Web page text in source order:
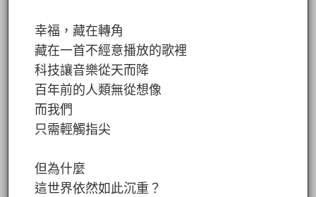
幸福，藏在轉角
藏在一首不經意播放的歌裡
科技讓音樂從天而降
百年前的人類無從想像
而我們
只需輕觸指尖
但為什麼
這世界依然如此沉重？